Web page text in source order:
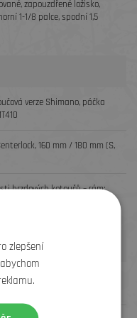
zapouzdřené ložisko,
1-1/8 palce, spodní 1,5
verze Shimano, páčka
160 mm / 180 mm (S,
brzdových kotoučů – rám:
lbs (s těsnicím tmelem TLR,
zlepšení